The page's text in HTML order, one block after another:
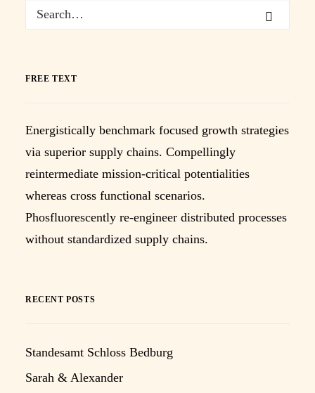
FREE TEXT
Energistically benchmark focused growth strategies
via superior supply chains. Compellingly
reintermediate mission-critical potentialities
whereas cross functional scenarios.
Phosfluorescently re-engineer distributed processes
without standardized supply chains.
RECENT POSTS
Standesamt Schloss Bedburg
Sarah & Alexander